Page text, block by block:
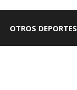
OTROS DEPORTES